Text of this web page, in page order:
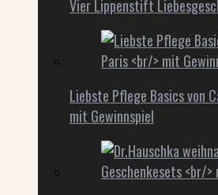
Vier Lippenstift
Liebste Pflege Basics von
mit Gewinnspiel